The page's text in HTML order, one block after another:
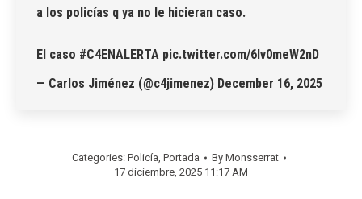
a los policías q ya no le hicieran caso.
El caso #C4ENALERTA pic.twitter.com/6Iv0meW2nD
— Carlos Jiménez (@c4jimenez) December 16, 2025
Categories: Policía Portada By Monsserrat
17 diciembre, 2025 11:17 AM